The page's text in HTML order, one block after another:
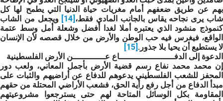
بهم عن طريق ضعفهم أمام مغريات حياة الدنيا التي يطمح لها كل
شاب يرى نجاحه يقاس بالجانب المادي فقط،
ويجعل من الشاب
كنموذج منشود الذي يعتبره أملا لغدا أفضل وشعلة أمل وسط عتمة
الواقع، فيغرس فيه حب الوطن والأرض من خلال قصصه لأن الإنسان
لا يستطيع أن يحيا بلا جذور.
الدعوة إلى الدفــــــــــــــــــــــاع عـــــــــــــن الأرض الفلسطينية
إن محمد محمد نفاع رسم قضية الأرض بأجمل المعاني، ولعب دور
المحفز للشعب الفلسطيني يدعوهم للدفاع عن أراضيهم والثبات على
مبدأ الدفاع من أجل رفع رأية الحق، فشعب الأراضي المحتلة من حقهم
المقاومة بكل الوسائل المتاحة لهم حتى يسترجعوا مشروعيتهم